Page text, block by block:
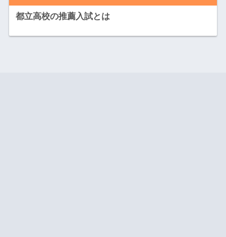
都立高校の推薦入試とは